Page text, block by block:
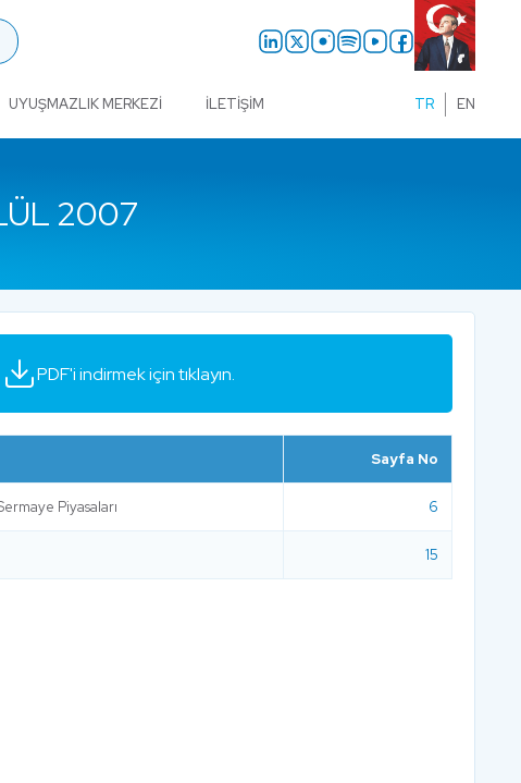
UYUŞMAZLIK MERKEZI İLETIŞIM TR EN
2007
PDF'i indirmek için tıklayın.
Sayfa No
Piyasaları 6
15